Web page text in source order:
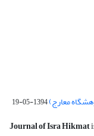
معارج)1394-05-19
Journal of Isra Hikmat